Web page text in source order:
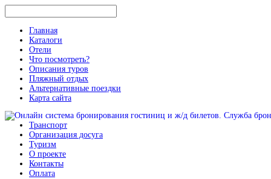
Главная
Каталоги
Отели
Что посмотреть?
Описания туров
Пляжный отдых
Альтернативные поездки
Карта сайта
Транспорт
Организация досуга
Туризм
О проекте
Контакты
Оплата